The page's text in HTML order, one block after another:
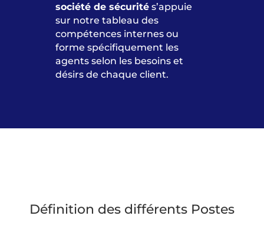
société de sécurités’appuie
sur notre tableau des
compétences internes ou
forme spécifiquement les
agents selon les besoins et
désirs de chaque client.
Définition des différents Postes